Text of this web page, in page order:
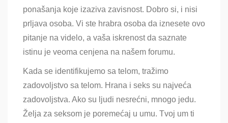
ponašanja koje izaziva zavisnost. Dobro si, i nisi
prljava osoba. Vi ste hrabra osoba da iznesete ovo
pitanje na videlo, a vaša iskrenost da saznate
istinu je veoma cenjena na našem forumu.
Kada se identifikujemo sa telom, tražimo
zadovoljstvo sa telom. Hrana i seks su najveća
zadovoljstva. Ako su ljudi nesrećni, mnogo jedu.
Želja za seksom je poremećaj u umu. Tvoj um ti